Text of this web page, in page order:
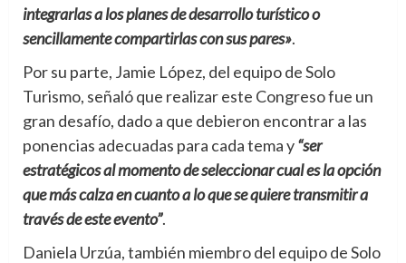
integrarlas a los planes de desarrollo turístico o
sencillamente compartirlas con sus pares».
Por su parte, Jamie López, del equipo de Solo
Turismo, señaló que realizar este Congreso fue un
gran desafío, dado a que debieron encontrar a las
ponencias adecuadas para cada tema y“ser
estratégicos al momento de seleccionar cual es la opción
que más calza en cuanto a lo que se quiere transmitir a
través de este evento”.
Daniela Urzúa, también miembro del equipo de Solo